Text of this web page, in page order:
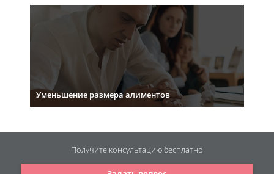
Уменьшение размера алиментов
Получите консультациюбесплатно